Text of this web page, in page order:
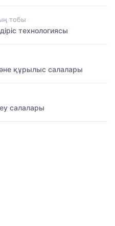
тобы
технологиясы
құрылыс салалары
салалары